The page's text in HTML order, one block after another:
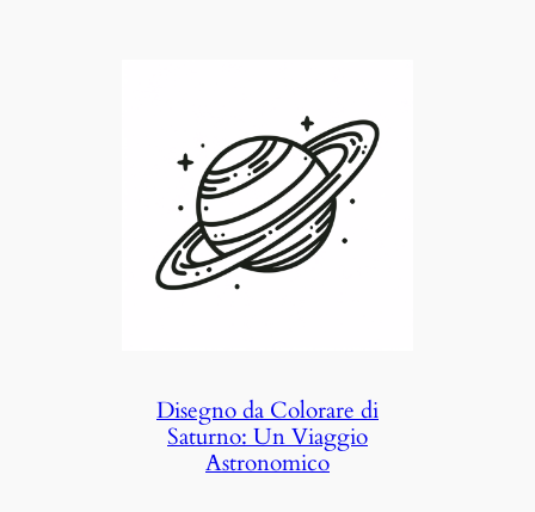
Disegno da Colorare di
Saturno: Un Viaggio
Astronomico